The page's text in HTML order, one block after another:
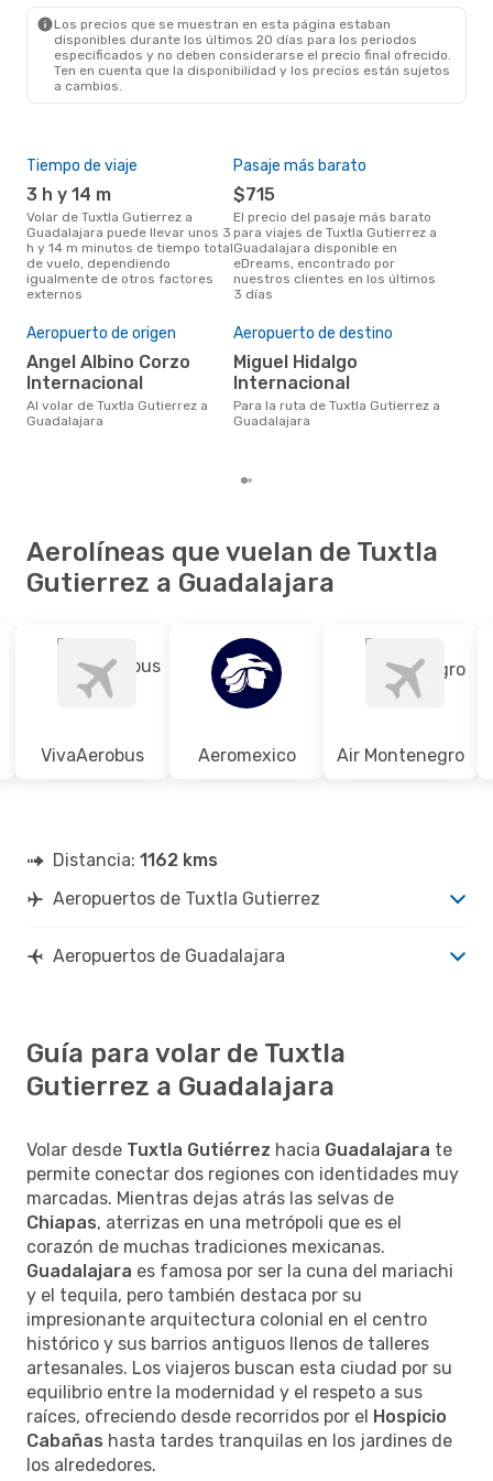
Los precios que se muestran en esta página estaban
disponibles durante los últimos 20 días para los periodos
especificados y no deben considerarse el precio final ofrecido.
Ten en cuenta que la disponibilidad y los precios están sujetos
a cambios.
Tiempo de viaje
3 h y 14 m
Volar de Tuxtla Gutierrez a
Guadalajara puede llevar unos 3
h y 14 m minutos de tiempo total
de vuelo, dependiendo
igualmente de otros factores
externos
Pasaje más barato
$715
El precio del pasaje más barato
para viajes de Tuxtla Gutierrez a
Guadalajara disponible en
eDreams, encontrado por
nuestros clientes en los últimos
3 días
Aeropuerto de origen
Angel Albino Corzo
Internacional
Al volar de Tuxtla Gutierrez a
Guadalajara
Aeropuerto de destino
Miguel Hidalgo
Internacional
Para la ruta de Tuxtla Gutierrez a
Guadalajara
Aerolíneas que vuelan de Tuxtla
Gutierrez a Guadalajara
VivaAerobus Aeromexico Air Montenegro
Distancia: 1162 kms
Aeropuertos de Tuxtla Gutierrez
Aeropuertos de Guadalajara
Guía para volar de Tuxtla
Gutierrez a Guadalajara
Volar desde Tuxtla Gutiérrez hacia Guadalajara te
permite conectar dos regiones con identidades muy
marcadas. Mientras dejas atrás las selvas de
Chiapas, aterrizas en una metrópoli que es el
corazón de muchas tradiciones mexicanas.
Guadalajara es famosa por ser la cuna del mariachi
y el tequila, pero también destaca por su
impresionante arquitectura colonial en el centro
histórico y sus barrios antiguos llenos de talleres
artesanales. Los viajeros buscan esta ciudad por su
equilibrio entre la modernidad y el respeto a sus
raíces, ofreciendo desde recorridos por el Hospicio
Cabañas hasta tardes tranquilas en los jardines de
los alrededores.